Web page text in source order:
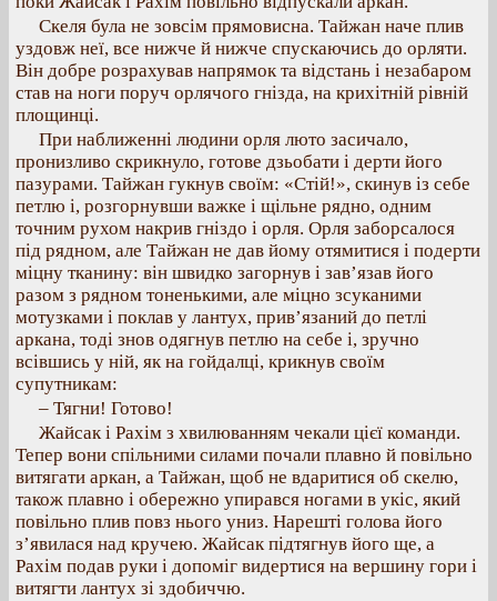
Скеля була не зовсім прямовисна. Тайжан наче плив
уздовж неї, все нижче й нижче спускаючись до орляти.
Він добре розрахував напрямок та відстань і незабаром
став на ноги поруч орлячого гнізда, на крихітній рівній
площинці.
При наближенні людини орля люто засичало,
пронизливо скрикнуло, готове дзьобати і дерти його
пазурами. Тайжан гукнув своїм: «Стій!», скинув із себе
петлю і, розгорнувши важке і щільне рядно, одним
точним рухом накрив гніздо і орля. Орля заборсалося
під рядном, але Тайжан не дав йому отямитися і подерти
міцну тканину: він швидко загорнув і зав’язав його
разом з рядном тоненькими, але міцно зсуканими
мотузками і поклав у лантух, прив’язаний до петлі
аркана, тоді знов одягнув петлю на себе і, зручно
всівшись у ній, як на гойдалці, крикнув своїм
супутникам:
– Тягни! Готово!
Жайсак і Рахім з хвилюванням чекали цієї команди.
Тепер вони спільними силами почали плавно й повільно
витягати аркан, а Тайжан, щоб не вдаритися об скелю,
також плавно і обережно упирався ногами в укіс, який
повільно плив повз нього униз. Нарешті голова його
з’явилася над кручею. Жайсак підтягнув його ще, а
Рахім подав руки і допоміг видертися на вершину гори і
витягти лантух зі здобиччю.